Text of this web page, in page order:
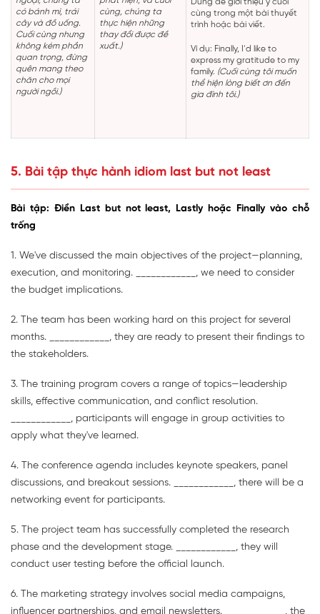
có bánh mì, trái
cây và đồ uống.
Cuối cùng nhưng
không kém phần
quan trọng, đừng
quên mang theo
chăn cho mọi
người ngồi.)
cùng, chúng ta
thực hiện những
thay đổi được đề
xuất.)
cùng trong một bài thuyết
trình hoặc bài viết.
Ví dụ: Finally, I’d like to
express my gratitude to my
family. (Cuối cùng tôi muốn
thể hiện lòng biết ơn đến
gia đình tôi.)
5. Bài tập thực hành idiom last but not least
Bài tập: Điền Last but not least, Lastly hoặc Finally vào chỗ
trống
1. We've discussed the main objectives of the project—planning,
execution, and monitoring. ____________, we need to consider
the budget implications.
2. The team has been working hard on this project for several
months. ____________, they are ready to present their findings to
the stakeholders.
3. The training program covers a range of topics—leadership
skills, effective communication, and conflict resolution.
____________, participants will engage in group activities to
apply what they've learned.
4. The conference agenda includes keynote speakers, panel
discussions, and breakout sessions. ____________, there will be a
networking event for participants.
5. The project team has successfully completed the research
phase and the development stage. ____________, they will
conduct user testing before the official launch.
6. The marketing strategy involves social media campaigns,
influencer partnerships, and email newsletters. ____________, the